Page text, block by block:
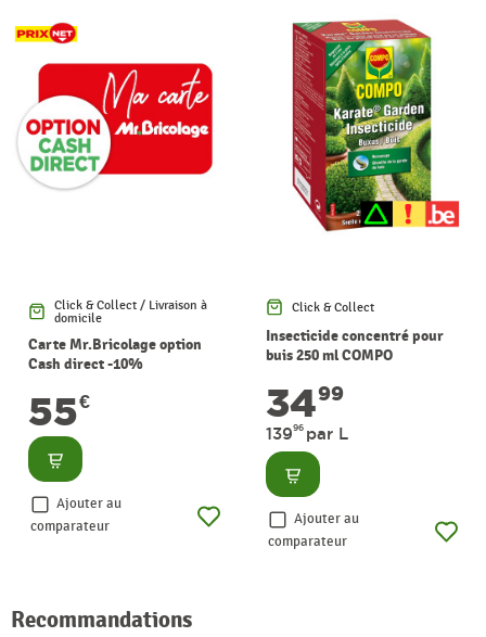
Click & Collect / Livraison à
domicile
Carte Mr.Bricolage option
Cash direct -10%
55€
Consulter
Ajouter au
comparateur
Click & Collect
Insecticide concentré pour
buis 250 ml COMPO
3499
13996 par L
Consulter
Ajouter au
comparateur
Recommandations